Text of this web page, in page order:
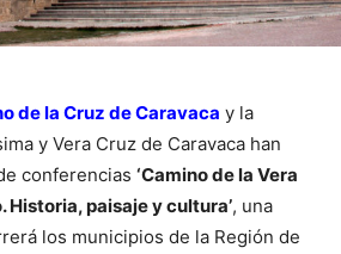
de la Cruz de Caravaca y la
y Vera Cruz de Caravaca han
conferencias ‘Camino de la Vera
Historia, paisaje y cultura’, una
los municipios de la Región de